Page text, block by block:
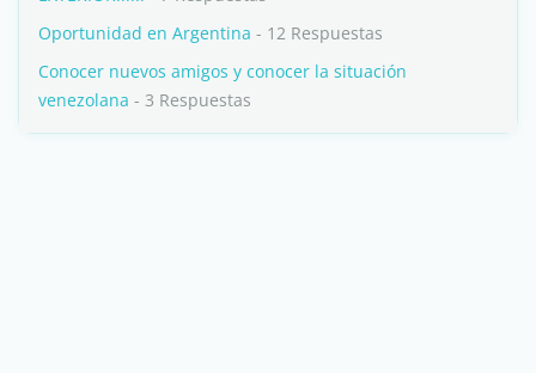
Oportunidad en Argentina - 12 Respuestas
Conocer nuevos amigos y conocer la situación
venezolana - 3 Respuestas